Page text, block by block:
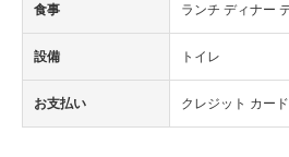
食事 ランチ ディナー
設備 トイレ
お支払い クレジット カード